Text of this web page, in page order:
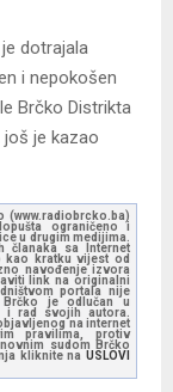
dotrajala
i nepokošen
Brčko Distrikta
je kazao
ograničeno i
u drugim medijima.
članaka sa Internet
kao kratku vijest od
navođenje izvora
link na originalni
portala nije
je odlučan u
i rad svojih autora.
na internet
pravilima, protiv
sudom Brčko
kliknite na USLOVI